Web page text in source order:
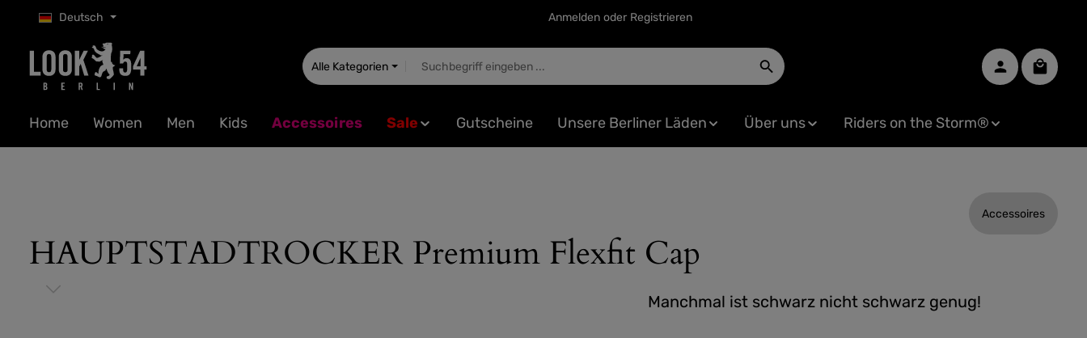
Hauptinhalt springen
Zur Suche springen
Zur Hauptnavigation springen Anmelden oder Registrieren
Deutsch
Alle Kategorien
Home Women Men Kids Accessoires Sale Gutscheine Unsere Berliner Läden Über uns Riders on the Storm®
Accessoires
HAUPTSTADTROCKER Premium Flexfit Cap
Manchmal ist schwarz nicht schwarz genug!